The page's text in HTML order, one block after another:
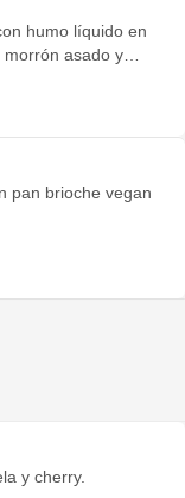
humo líquido en
morrón asado y
pan brioche vegan
y cherry.